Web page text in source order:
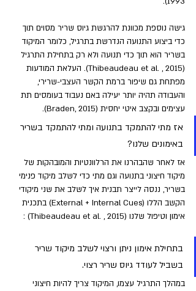
גישה נוספת מכוונת להרגשת גיוס שריר מסוים תוך
כדי ביצוע התנועה הנדרשת בתרגיל, כלומר המיקוד
בשריר הוא תוך כדי תנועה ולא רק בתחילת התרגיל
(Thibeaudeau et al. , 2015). העלאת המודעות
מפתחת גם שיפור ברמת הקשר העצבי-שרירי,
והעבודה תהיה יותר יעילה באם נעבוד בעומסים תת
עצימים ובקצב איטי יחסית (Braden, 2015).
אז מתי להתמקד בתנועה ומתי להתמקד בשריר
באימונים שלנו?
אז לאחר שהבהרנו את הרלוונטיות והמובהקות של
מיקוד חיצוני בתנועה וגם מתי כדי לשלב מיקוד פנימי
בשריר, ננסה לייצר תבנית איך לשלב את שני מיקודי
הקשב הללו (External + Internal Cues) בתכנית
אימון וטיפול שלנו (Thibeaudeau et al. , 2015) :
בתחילת אימון ניתן ורצוי לשלב מיקוד שריר
בשביל לעודד גיוס שריר רצוי.
במהלך התרגיל עצמו, המיקוד צריך להיות חיצוני